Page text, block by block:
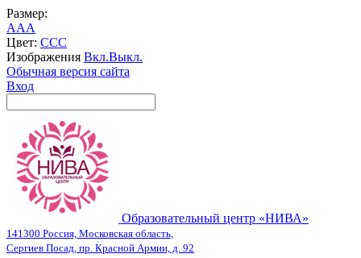
Размер:
AAA
Цвет: CCC
Изображения Вкл.Выкл.
Обычная версия сайта
Вход
Образовательный центр «НИВА»
141300 Россия, Московская область,
Сергиев Посад, пр. Красной Армии, д. 92